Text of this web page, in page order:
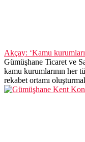
Akçay: ‘Kamu
Gümüşhane Ticaret ve
kamu kurumlarının her
rekabet ortamı